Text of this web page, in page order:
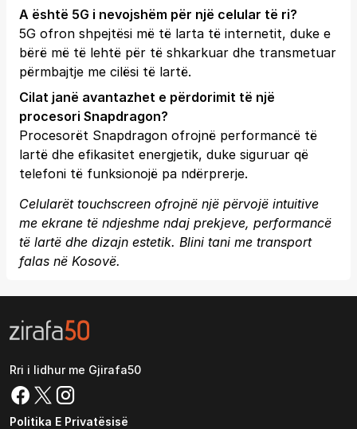
A është 5G i nevojshëm për një celular të ri?
5G ofron shpejtësi më të larta të internetit, duke e
bërë më të lehtë për të shkarkuar dhe transmetuar
përmbajtje me cilësi të lartë.
Cilat janë avantazhet e përdorimit të një
procesori Snapdragon?
Procesorët Snapdragon ofrojnë performancë të
lartë dhe efikasitet energjetik, duke siguruar që
telefoni të funksionojë pa ndërprerje.
Celularët touchscreen ofrojnë një përvojë intuitive
me ekrane të ndjeshme ndaj prekjeve, performancë
të lartë dhe dizajn estetik. Blini tani me transport
falas në Kosovë.
Rri i lidhur me Gjirafa50
Politika E Privatësisë